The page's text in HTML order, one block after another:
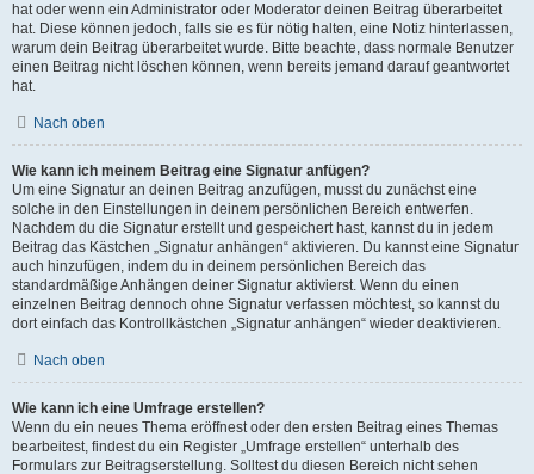
hat oder wenn ein Administrator oder Moderator deinen Beitrag überarbeitet
hat. Diese können jedoch, falls sie es für nötig halten, eine Notiz hinterlassen,
warum dein Beitrag überarbeitet wurde. Bitte beachte, dass normale Benutzer
einen Beitrag nicht löschen können, wenn bereits jemand darauf geantwortet
hat.
Nach oben
Wie kann ich meinem Beitrag eine Signatur anfügen?
Um eine Signatur an deinen Beitrag anzufügen, musst du zunächst eine
solche in den Einstellungen in deinem persönlichen Bereich entwerfen.
Nachdem du die Signatur erstellt und gespeichert hast, kannst du in jedem
Beitrag das Kästchen „Signatur anhängen“ aktivieren. Du kannst eine Signatur
auch hinzufügen, indem du in deinem persönlichen Bereich das
standardmäßige Anhängen deiner Signatur aktivierst. Wenn du einen
einzelnen Beitrag dennoch ohne Signatur verfassen möchtest, so kannst du
dort einfach das Kontrollkästchen „Signatur anhängen“ wieder deaktivieren.
Nach oben
Wie kann ich eine Umfrage erstellen?
Wenn du ein neues Thema eröffnest oder den ersten Beitrag eines Themas
bearbeitest, findest du ein Register „Umfrage erstellen“ unterhalb des
Formulars zur Beitragserstellung. Solltest du diesen Bereich nicht sehen